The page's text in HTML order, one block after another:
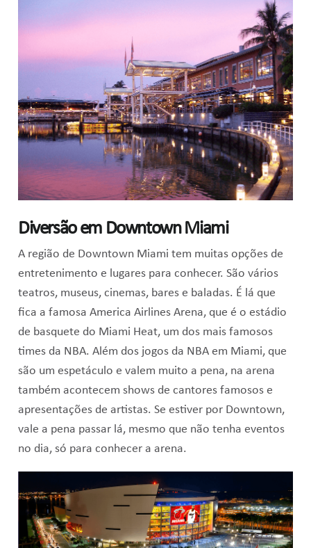
Diversão em Downtown Miami
A região de Downtown Miami tem muitas opções de
entretenimento e lugares para conhecer. São vários
teatros, museus, cinemas, bares e baladas. É lá que
fica a famosa America Airlines Arena, que é o estádio
de basquete do Miami Heat, um dos mais famosos
times da NBA. Além dos jogos da NBA em Miami, que
são um espetáculo e valem muito a pena, na arena
também acontecem shows de cantores famosos e
apresentações de artistas. Se estiver por Downtown,
vale a pena passar lá, mesmo que não tenha eventos
no dia, só para conhecer a arena.